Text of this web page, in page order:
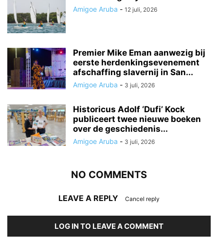
Amigoe Aruba - 12 juli, 2026
Premier Mike Eman aanwezig bij
eerste herdenkingsevenement
afschaffing slavernij in San...
Amigoe Aruba - 3 juli, 2026
Historicus Adolf ‘Dufi’ Kock
publiceert twee nieuwe boeken
over de geschiedenis...
Amigoe Aruba - 3 juli, 2026
NO COMMENTS
LEAVE A REPLY Cancel reply
LOG IN TO LEAVE A COMMENT